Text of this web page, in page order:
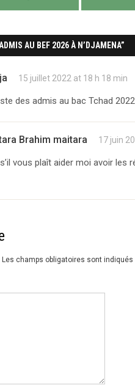
AU BEF 2026 À N’DJAMENA”
15 juillet 2022 at 18 h 18 min
des admis au bac Tchad 2022
Brahim maitara 17 juin
vous plaît aider moi avoir les
Les champs obligatoires sont indiqués